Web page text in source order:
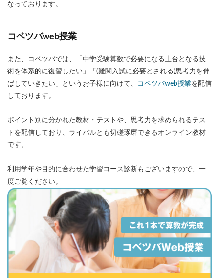
なっております。
コベツバweb授業
また、コベツバでは、「中学受験算数で必要になる土台となる技
術を体系的に復習したい」「(難関入試に必要とされる)思考力を伸
ばしていきたい」というお子様に向けて、
コベツバweb授業を配信
しております。
ポイント別に分かれた教材・テストや、思考力を求められるテス
トを配信しており、ライバルとも切磋琢磨できるオンライン教材
です。
利用学年や目的に合わせた学習コース診断もございますので、一
度ご覧ください。